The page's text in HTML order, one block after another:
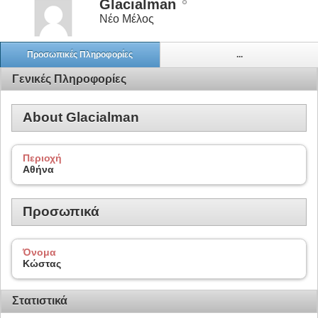
Glacialman
Νέο Μέλος
Προσωπικές Πληροφορίες ...
Γενικές Πληροφορίες
About Glacialman
Περιοχή
Αθήνα
Προσωπικά
Όνομα
Κώστας
Στατιστικά